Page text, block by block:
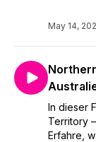
May 14,
In dieser
Territory
Erfahre,